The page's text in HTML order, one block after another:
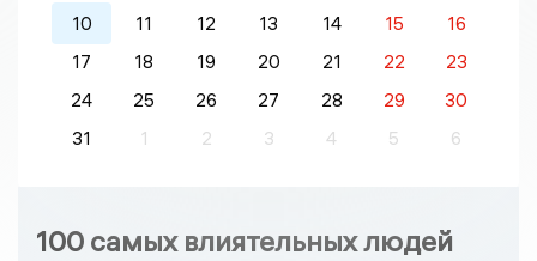
10
11 12 13 14 15
16
17
18 19 20 21 22
23
24
25 26 27 28 29
30
31
1 2 3 4 5 6
100 самых влиятельных людей